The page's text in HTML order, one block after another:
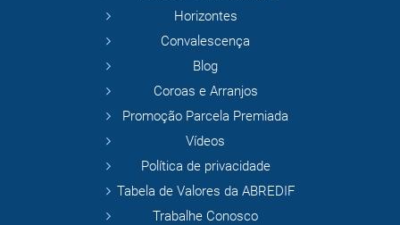
Horizontes
Convalescença
Blog
Coroas e Arranjos
Promoção Parcela Premiada
Vídeos
Política de privacidade
Tabela de Valores da ABREDIF
Trabalhe Conosco